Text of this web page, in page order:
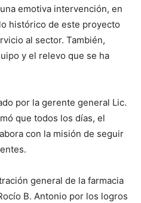
emotiva intervención, en
histórico de este proyecto
al sector. También,
y el relevo que se ha
por la gerente general Lic.
que todos los días, el
con la misión de seguir
general de la farmacia
B. Antonio por los logros